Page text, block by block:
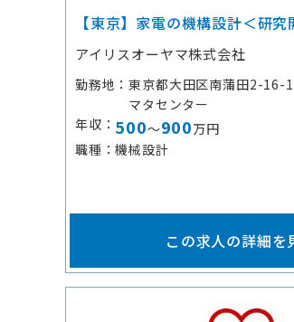
【東京】家電の機構設計＜研究
アイリスオーヤマ株式会社
勤務地
東京都大田区南蒲田2-16-
マタセンター
年収
500～900万円
職種
機械設計
この求人の詳細を